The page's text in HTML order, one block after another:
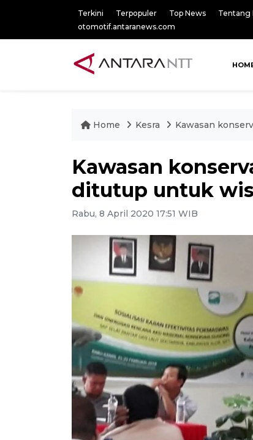
Terkini Terpopuler Top News Tentang
otomotif.antaranews.com
Home Kesra Kawasan
Kawasan
ditutup untuk
Rabu, 8 April 2020 17:51 WIB